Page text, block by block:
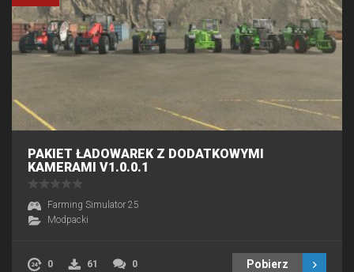
PAKIET ŁADOWAREK Z DODATKOWYMI
KAMERAMI V1.0.0.1
Farming Simulator 25
Modpacki
0 61 0 Pobierz